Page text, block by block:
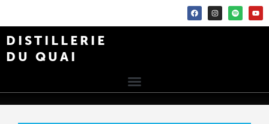
DISTILLERIE
DU QUAI